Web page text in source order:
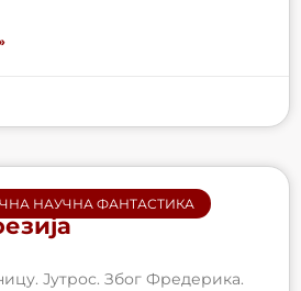
НАУЧНА ФАНТАСТИКА
Јутрос. Због Фредерика.